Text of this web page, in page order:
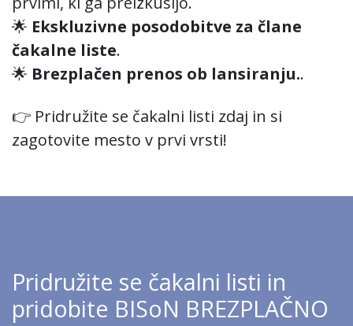
🌟 Ekskluzivne posodobitve za člane
čakalne liste.
🌟 Brezplačen prenos ob lansiranju..
👉 Pridružite se čakalni listi zdaj in si
zagotovite mesto v prvi vrsti!
Pridružite se čakalni listi in
pridobite BISoN BREZPLAČNO